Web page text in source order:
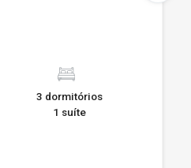
3 dormitórios
1 suíte